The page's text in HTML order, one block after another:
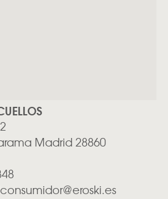
Madrid28860